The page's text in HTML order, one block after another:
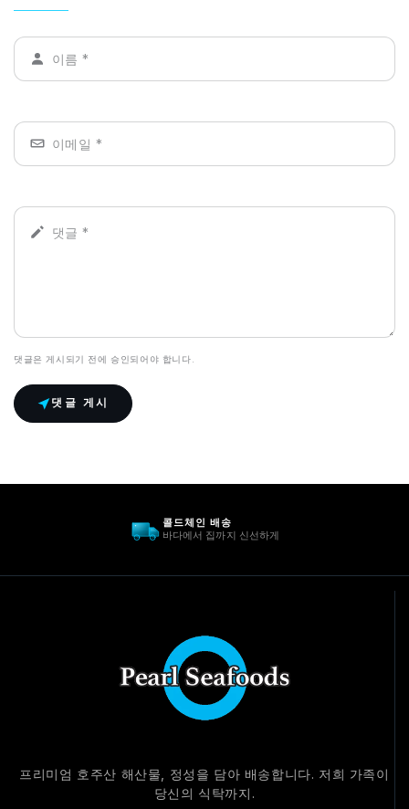
댓글은 게시되기 전에 승인되어야 합니다.
댓글 게시
해양을 아끼고 보살펴 주세요. 항상요.
프리미엄 호주산 해산물, 정성을 담아 배송합니다. 저희 가족이
당신의 식탁까지.